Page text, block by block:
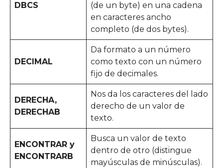
DBCS
(de un byte) en una cadena
en caracteres ancho
completo (de dos bytes).
DECIMAL
Da formato a un número
como texto con un número
fijo de decimales.
DERECHA,
DERECHAB
Nos da los caracteres del lado
derecho de un valor de
texto.
ENCONTRAR y
ENCONTRARB
Busca un valor de texto
dentro de otro (distingue
mayúsculas de minúsculas).